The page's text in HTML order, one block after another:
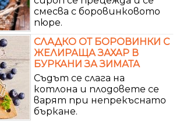
смесва с боровинковото
пюре.
СЛАДКО ОТ БОРОВИНКИ С
ЖЕЛИРАЩА ЗАХАР В
БУРКАНИ ЗА ЗИМАТА
Съдът се слага на
котлона и плодовете се
варят при непрекъснато
бъркане.